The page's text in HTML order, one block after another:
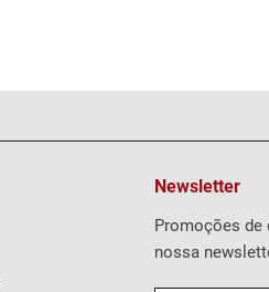
Newsletter
Promoções de
nossa